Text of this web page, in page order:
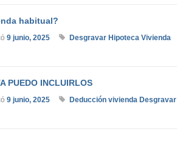
habitual?
9 junio, 2025 Desgravar Hipoteca Vivienda
PUEDO INCLUIRLOS
9 junio, 2025 Deducción vivienda Desgravar